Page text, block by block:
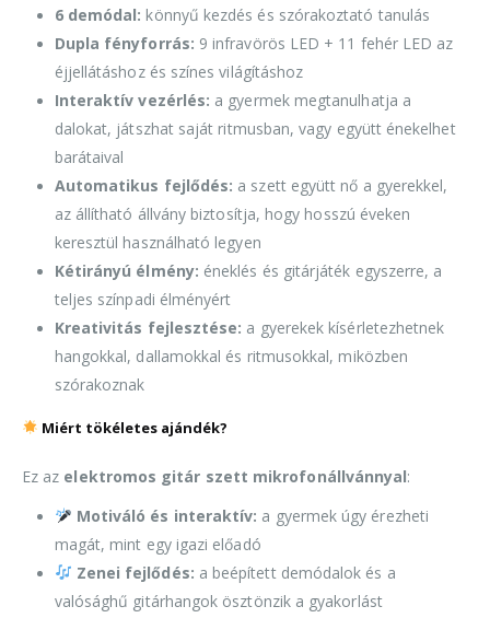
6 demódal: könnyű kezdés és szórakoztató tanulás
Dupla fényforrás: 9 infravörös LED + 11 fehér LED az
éjjellátáshoz és színes világításhoz
Interaktív vezérlés: a gyermek megtanulhatja a
dalokat, játszhat saját ritmusban, vagy együtt énekelhet
barátaival
Automatikus fejlődés: a szett együtt nő a gyerekkel,
az állítható állvány biztosítja, hogy hosszú éveken
keresztül használható legyen
Kétirányú élmény: éneklés és gitárjáték egyszerre, a
teljes színpadi élményért
Kreativitás fejlesztése: a gyerekek kísérletezhetnek
hangokkal, dallamokkal és ritmusokkal, miközben
szórakoznak
Miért tökéletes ajándék?
Ez az elektromos gitár szett mikrofonállvánnyal:
Motiváló és interaktív: a gyermek úgy érezheti
magát, mint egy igazi előadó
Zenei fejlődés: a beépített demódalok és a
valósághű gitárhangok ösztönzik a gyakorlást